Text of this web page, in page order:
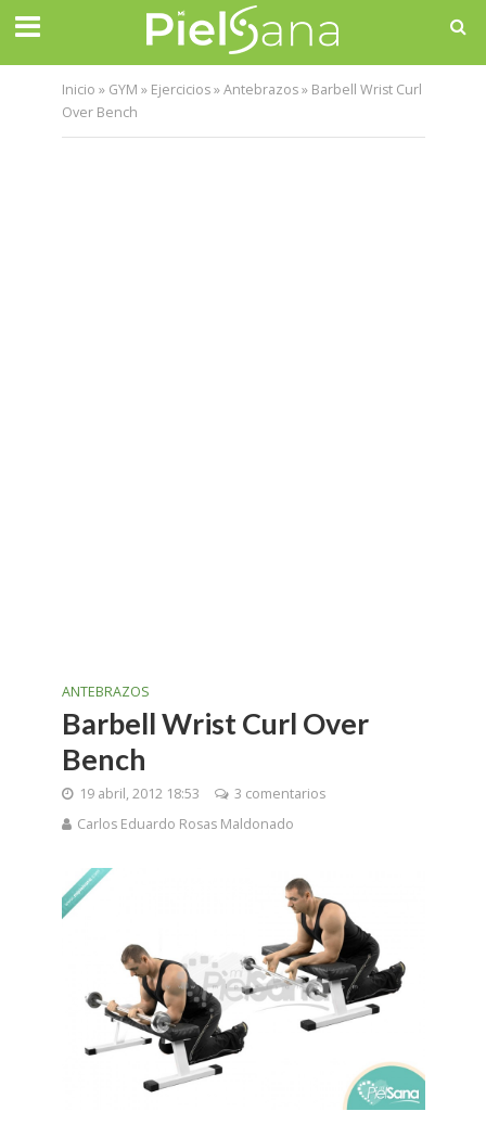
Inicio » GYM » Ejercicios»Antebrazos» Barbell Wrist Curl
Over Bench
ANTEBRAZOS
Barbell Wrist Curl Over
Bench
19 abril, 2012 18:53
3 comentarios
Carlos Eduardo Rosas Maldonado